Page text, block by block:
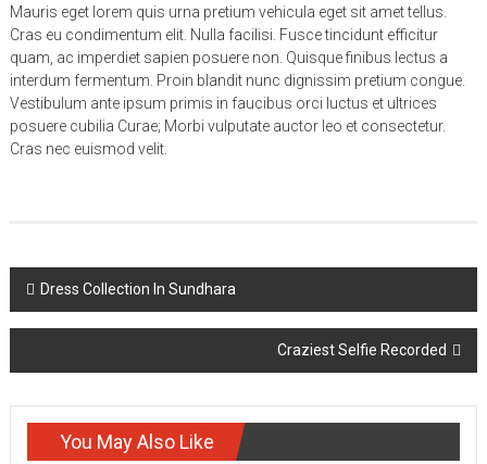
Mauris eget lorem quis urna pretium vehicula eget sit amet tellus.
Cras eu condimentum elit. Nulla facilisi. Fusce tincidunt efficitur
quam, ac imperdiet sapien posuere non. Quisque finibus lectus a
interdum fermentum. Proin blandit nunc dignissim pretium congue.
Vestibulum ante ipsum primis in faucibus orci luctus et ultrices
posuere cubilia Curae; Morbi vulputate auctor leo et consectetur.
Cras nec euismod velit.
Post
navigation
Dress Collection In Sundhara
Craziest Selfie Recorded
You May Also Like